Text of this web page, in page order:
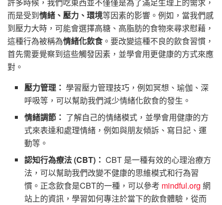
許多時候，我們吃東西並不僅僅是為了滿足生理上的需求，
而是受到情緒、壓力、環境等因素的影響。例如，當我們感
到壓力大時，可能會選擇高糖、高脂肪的食物來尋求慰藉，
這種行為被稱為情緒化飲食。要改變這種不良的飲食習慣，
首先需要覺察到這些觸發因素，並學會用更健康的方式來應
對。
壓力管理： 學習壓力管理技巧，例如冥想、瑜伽、深
呼吸等，可以幫助我們減少情緒化飲食的發生。
情緒調節： 了解自己的情緒模式，並學會用健康的方
式來表達和處理情緒，例如與朋友傾訴、寫日記、運
動等。
認知行為療法 (CBT)： CBT 是一種有效的心理治療方
法，可以幫助我們改變不健康的思維模式和行為習
慣。正念飲食是CBT的一種，可以參考 mindful.org 網
站上的資訊，學習如何專注於當下的飲食體驗，從而